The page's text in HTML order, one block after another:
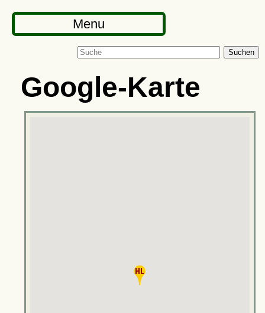
Menu
Suchen
Google-Karte